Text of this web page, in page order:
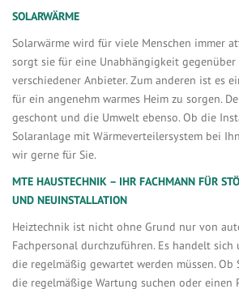
SOLARWÄRME
Solarwärme wird für viele Menschen immer
sorgt sie für eine Unabhängigkeit gegenüber
verschiedener Anbieter. Zum anderen ist es
für ein angenehm warmes Heim zu sorgen.
geschont und die Umwelt ebenso. Ob die
Solaranlage mit Wärmeverteilersystem bei
wir gerne für Sie.
MTE HAUSTECHNIK – IHR FACHMANN FÜR
UND NEUINSTALLATION
Heiztechnik ist nicht ohne Grund nur von
Fachpersonal durchzuführen. Es handelt sich
die regelmäßig gewartet werden müssen. Ob
die regelmäßige Wartung suchen oder einen